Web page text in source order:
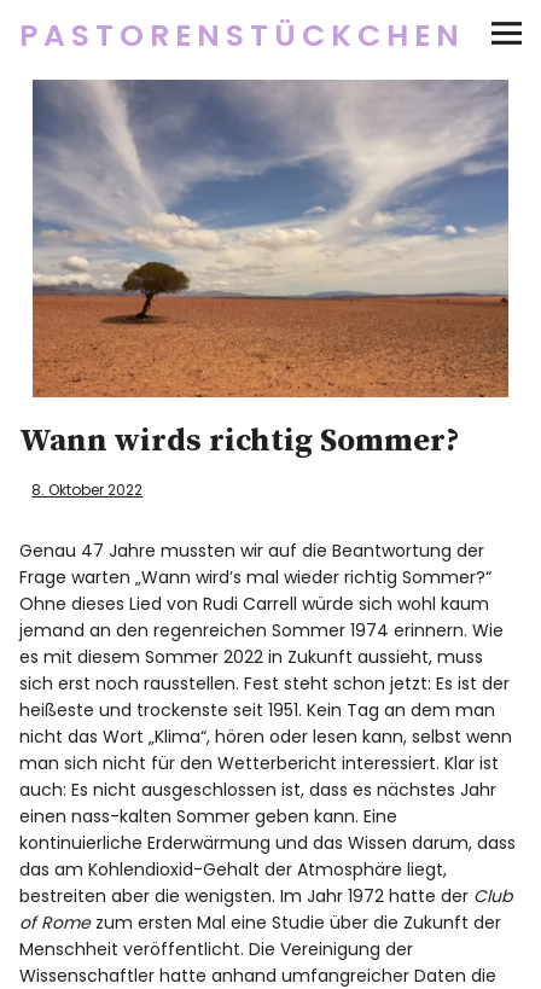
PASTORENSTÜCKCHEN
Startseite
Über
Social Media
Newsletter
Impressum/Datenschutz
Spotify
Wann wirds richtig Sommer?
8. Oktober 2022
Genau 47 Jahre mussten wir auf die Beantwortung der
Frage warten „Wann wird’s mal wieder richtig Sommer?“
Ohne dieses Lied von Rudi Carrell würde sich wohl kaum
jemand an den regenreichen Sommer 1974 erinnern. Wie
es mit diesem Sommer 2022 in Zukunft aussieht, muss
sich erst noch rausstellen. Fest steht schon jetzt: Es ist der
heißeste und trockenste seit 1951. Kein Tag an dem man
nicht das Wort „Klima“, hören oder lesen kann, selbst wenn
man sich nicht für den Wetterbericht interessiert. Klar ist
auch: Es nicht ausgeschlossen ist, dass es nächstes Jahr
einen nass-kalten Sommer geben kann. Eine
kontinuierliche Erderwärmung und das Wissen darum, dass
das am Kohlendioxid-Gehalt der Atmosphäre liegt,
bestreiten aber die wenigsten. Im Jahr 1972 hatte der Club
of Rome zum ersten Mal eine Studie über die Zukunft der
Menschheit veröffentlicht. Die Vereinigung der
Wissenschaftler hatte anhand umfangreicher Daten die